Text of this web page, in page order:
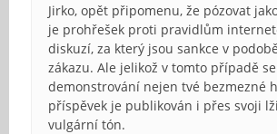
Jirko, opět připomenu, že pózovat
je prohřešek proti pravidlům
diskuzí, za který jsou sankce v
zákazu. Ale jelikož v tomto případě
demonstrování nejen tvé bezmezné
příspěvek je publikován i přes svoji
vulgární tón.